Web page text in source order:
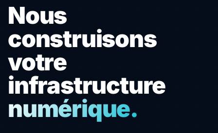
Nous
construisons
votre
infrastructure
numérique.